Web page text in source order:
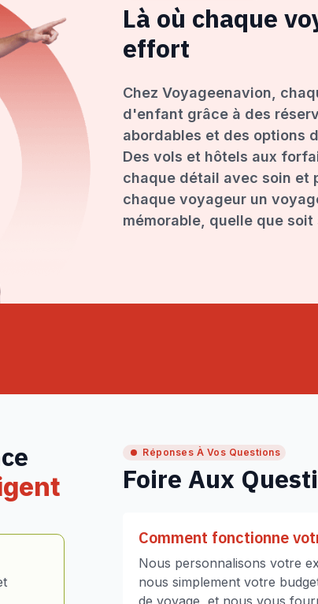
Là où chaque
effort
Chez Voyageenavion,
d'enfant grâce à des
abordables et des options
Des vols et hôtels aux
chaque détail avec soin et
chaque voyageur un
mémorable, quelle que
Réponses À Vos Questions
Foire Aux
Comment fonctionne
Nous personnalisons votre
nous simplement votre
de voyage, et nous vous